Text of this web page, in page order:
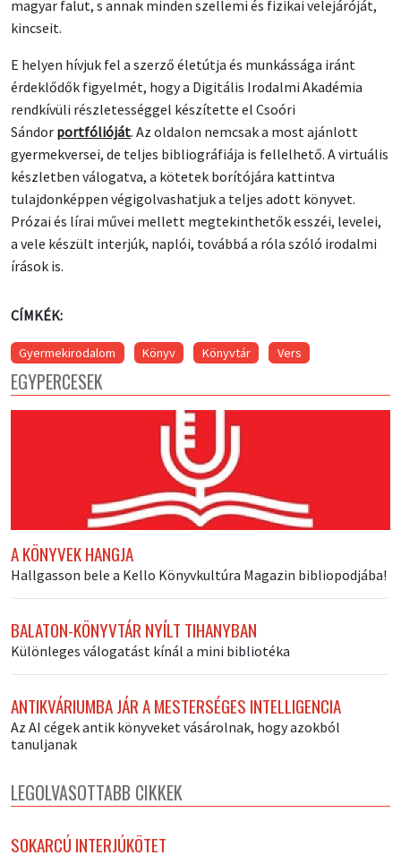
magyar falut, s annak minden szellemi és fizikai velejáróját,
kincseit.
E helyen hívjuk fel a szerző életútja és munkássága iránt
érdeklődők figyelmét, hogy a Digitális Irodalmi Akadémia
rendkívüli részletességgel készítette el Csoóri
Sándor portfólióját. Az oldalon nemcsak a most ajánlott
gyermekversei, de teljes bibliográfiája is fellelhető. A virtuális
készletben válogatva, a kötetek borítójára kattintva
tulajdonképpen végigolvashatjuk a teljes adott könyvet.
Prózai és lírai művei mellett megtekinthetők esszéi, levelei,
a vele készült interjúk, naplói, továbbá a róla szóló irodalmi
írások is.
CÍMKÉK:
Gyermekirodalom Könyv Könyvtár Vers
EGYPERCESEK
A KÖNYVEK HANGJA
Hallgasson bele a Kello Könyvkultúra Magazin bibliopodjába!
BALATON-KÖNYVTÁR NYÍLT TIHANYBAN
Különleges válogatást kínál a mini bibliotéka
ANTIKVÁRIUMBA JÁR A MESTERSÉGES INTELLIGENCIA
Az AI cégek antik könyveket vásárolnak, hogy azokból
tanuljanak
LEGOLVASOTTABB CIKKEK
SOKARCÚ INTERJÚKÖTET